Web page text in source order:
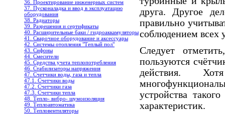
36. Проектирование инженерных систем
37. Пусконаладка и ввод в эксплуатацию
оборудования
38. Радиаторы
39. Разрешения и сертификаты
40. Расширительные баки / гидроаккамуляторы
41. Сварочное оборудование и аксессуары
42. Системы отопления "Теплый пол"
43. Сифоны
44. Смесители
45. Средства учета теплопотребления
46. Стабилизаторы напряжения
47. Счетчики воды, газа и тепла
47.1. Счетчики воды
47.2. Счетчики газа
47.3. Счетчики тепла
48. Тепло- вибро- шумоизоляция
49. Теплоавтоматика
50. Тепловентиляторы
друга. Другое
правильно
соблюдением всех
Следует
пользуются
действия.
устройства
характеристик.